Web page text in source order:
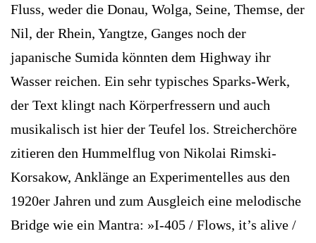
Fluss, weder die Donau, Wolga, Seine, Themse, der
Nil, der Rhein, Yangtze, Ganges noch der
japanische Sumida könnten dem Highway ihr
Wasser reichen. Ein sehr typisches Sparks-Werk,
der Text klingt nach Körperfressern und auch
musikalisch ist hier der Teufel los. Streicherchöre
zitieren den Hummelflug von Nikolai Rimski-
Korsakow, Anklänge an Experimentelles aus den
1920er Jahren und zum Ausgleich eine melodische
Bridge wie ein Mantra: »I-405 / Flows, it’s ­alive /